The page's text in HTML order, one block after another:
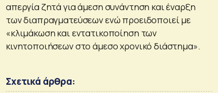
απεργία ζητά για άμεση συνάντηση και έναρξη
των διαπραγματεύσεων ενώ προειδοποιεί με
«κλιμάκωση και εντατικοποίηση των
κινητοποιήσεων στο άμεσο χρονικό διάστημα».
Σχετικά άρθρα: